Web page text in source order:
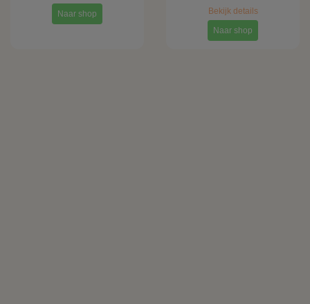
Naar shop
Bekijk details
Naar shop